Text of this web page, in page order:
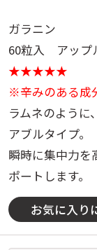
ガラニン
60粒入 アッ
★★★★★
※辛みのある成
ラムネのように
アブルタイプ。
瞬時に集中力を
ポートします。
お気に入り